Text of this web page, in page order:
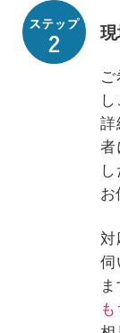
詳
者
お
対
伺
ま